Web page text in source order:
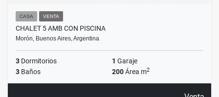
CASA VENTA
CHALET 5 AMB CON PISCINA
Morón, Buenos Aires, Argentina
3 Dormitorios 1 Garaje
3 Baños 200Área m2